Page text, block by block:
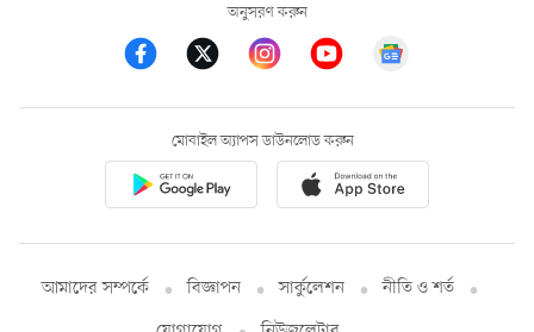
অনুসরণ করুন
মোবাইল অ্যাপস ডাউনলোড করুন
আমাদের সম্পর্কে বিজ্ঞাপন সার্কুলেশন
নীতি ও শর্ত